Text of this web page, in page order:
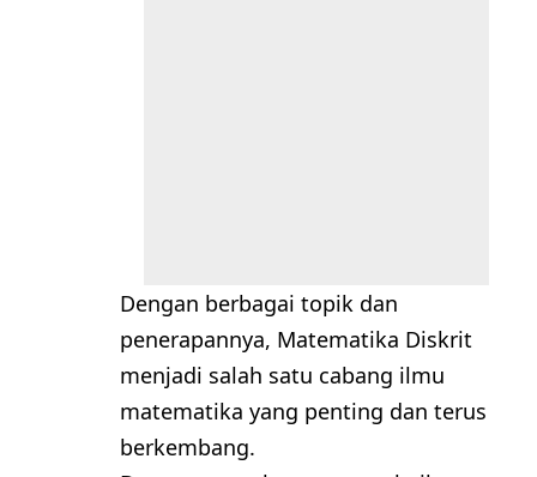
Dengan berbagai topik dan
penerapannya, Matematika Diskrit
menjadi salah satu cabang ilmu
matematika yang penting dan terus
berkembang.